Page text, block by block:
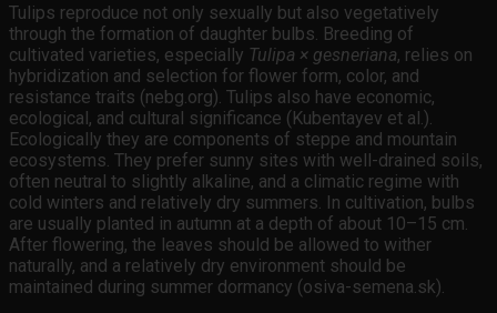
Tulips reproduce not only sexually but also vegetatively
through the formation of daughter bulbs. Breeding of
cultivated varieties, especially Tulipa × gesneriana, relies on
hybridization and selection for flower form, color, and
resistance traits (nebg.org). Tulips also have economic,
ecological, and cultural significance (Kubentayev et al.).
Ecologically they are components of steppe and mountain
ecosystems. They prefer sunny sites with well-drained soils,
often neutral to slightly alkaline, and a climatic regime with
cold winters and relatively dry summers. In cultivation, bulbs
are usually planted in autumn at a depth of about 10–15 cm.
After flowering, the leaves should be allowed to wither
naturally, and a relatively dry environment should be
maintained during summer dormancy (osiva-semena.sk).